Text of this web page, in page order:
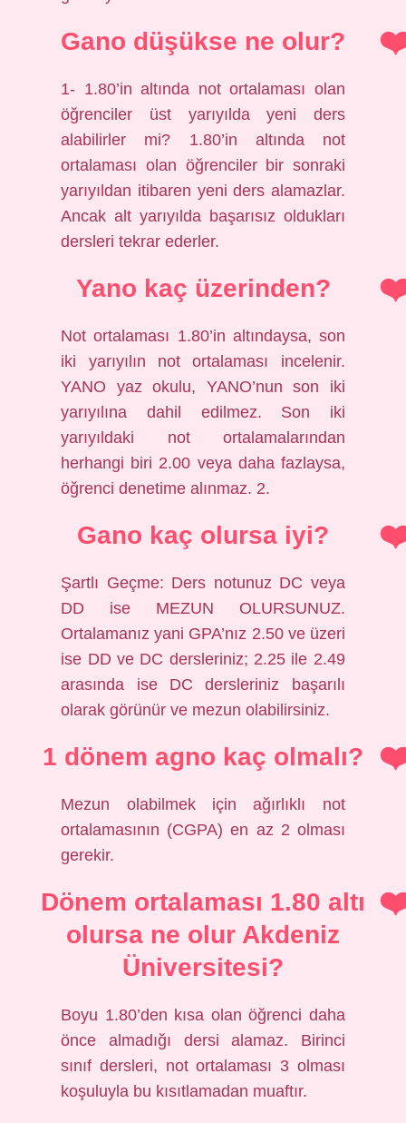
Gano düşükse ne olur?
1- 1.80’in altında not ortalaması olan
öğrenciler üst yarıyılda yeni ders
alabilirler mi? 1.80’in altında not
ortalaması olan öğrenciler bir sonraki
yarıyıldan itibaren yeni ders alamazlar.
Ancak alt yarıyılda başarısız oldukları
dersleri tekrar ederler.
Yano kaç üzerinden?
Not ortalaması 1.80’in altındaysa, son
iki yarıyılın not ortalaması incelenir.
YANO yaz okulu, YANO’nun son iki
yarıyılına dahil edilmez. Son iki
yarıyıldaki not ortalamalarından
herhangi biri 2.00 veya daha fazlaysa,
öğrenci denetime alınmaz. 2.
Gano kaç olursa iyi?
Şartlı Geçme: Ders notunuz DC veya
DD ise MEZUN OLURSUNUZ.
Ortalamanız yani GPA’nız 2.50 ve üzeri
ise DD ve DC dersleriniz; 2.25 ile 2.49
arasında ise DC dersleriniz başarılı
olarak görünür ve mezun olabilirsiniz.
1 dönem agno kaç olmalı?
Mezun olabilmek için ağırlıklı not
ortalamasının (CGPA) en az 2 olması
gerekir.
Dönem ortalaması 1.80 altı
olursa ne olur Akdeniz
Üniversitesi?
Boyu 1.80’den kısa olan öğrenci daha
önce almadığı dersi alamaz. Birinci
sınıf dersleri, not ortalaması 3 olması
koşuluyla bu kısıtlamadan muaftır.